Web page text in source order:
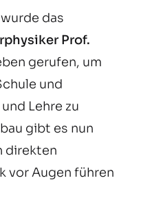
das
Prof.
gerufen, um
und
Lehre zu
gibt es nun
direkten
vor Augen führen